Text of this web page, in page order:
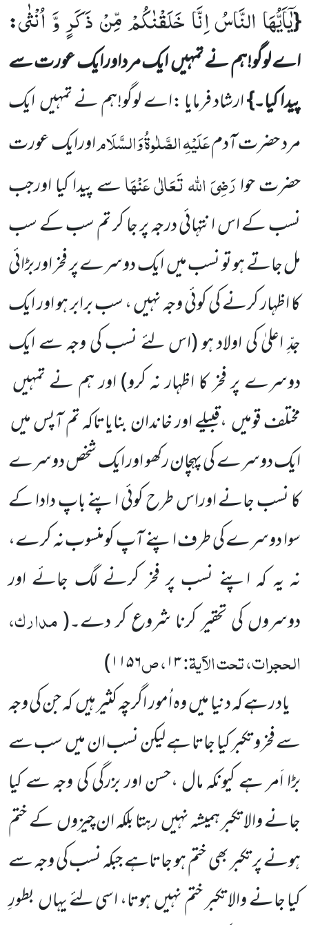
{یٰۤاَیُّهَا النَّاسُ اِنَّا خَلَقْنٰكُمْ مِّنْ ذَكَرٍ وَّ اُنْثٰى:
اے لوگو!ہم نے تمہیںایک مرداورایک عورت سے
پیدا کیا۔}ارشاد فرمایا :اے لوگو!ہم نے تمہیںایک
مرد حضرت آدمعَلَیْہِالصَّلٰوۃُوَالسَّلَاماورایک عورت
حضرت حوارَضِیَ اللہ تَعَالٰی عَنْہَاسے پیدا کیا اورجب
نسب کے اس انتہائی درجہ پر جا کر تم سب کے سب
مل جاتے ہو تو نسب میںایک دوسرے پر فخر اوربڑائی
کا اظہار کرنے کی کوئی وجہ نہیں ، سب برابر ہو اور ایک
جدِّ اعلیٰ کی اولاد ہو(اس لئے نسب کی وجہ سے ایک
دوسرے پر فخر کا اظہار نہ کرو)اور ہم نے تمہیں
مختلف قومیں،قبیلے اور خاندان بنایاتاکہ تم آپس میں
ایک دوسرے کی پہچان رکھو اور ایک شخص دوسرے
کا نسب جانے اوراس طرح کوئی اپنے باپ دادا کے
سوا دوسرے کی طرف اپنے آپ کومنسوب نہ کرے،
نہ یہ کہ اپنے نسب پر فخر کرنے لگ جائے اور
دوسروں کی تحقیر کرنا شروع کر دے۔(مدارک،
الحجرات، تحت الآیۃ:۱۳، ص۱۱۵۶)
یاد رہے کہ دنیا میںوہ اُمور اگرچہ کثیر ہیںکہ جن کی وجہ
سے فخرو تکبر کیا جاتا ہے لیکن نسب ان میںسب سے
بڑا اَمر ہے کیونکہ مال ،حسن اور بزرگی کی وجہ سے کیا
جانے والا تکبر ہمیشہ نہیںرہتا بلکہ ان چیزوںکے ختم
ہونے پر تکبر بھی ختم ہو جاتاہے جبکہ نسب کی وجہ سے
کیا جانے والا تکبر ختم نہیںہوتا، اسی لئے یہاںبطورِ